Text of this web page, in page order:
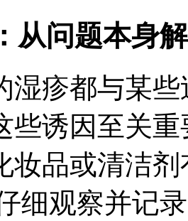
从问题本身
湿疹都与某
些诱因至关
妆品或清洁
细观察并记